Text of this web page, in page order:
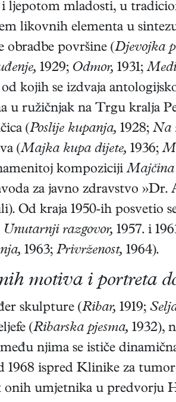
i ljepotom mladosti, u
likovnih elementa u
obradbe površine (Djevojka
1929; Odmor, 1931;
od kojih se izdvaja
u ružičnjak na Trgu kralja
(Poslije kupanja, 1928; Na
(Majka kupa dijete, 1936;
kompoziciji
za javno zdravstvo
Od kraja 1950-ih posvetio
Unutarnji razgovor, 1957. i
1963; Privrženost, 1964).
motiva i portreta
skulpture (Ribar, 1919;
(Ribarska pjesma, 1932),
njima se ističe
1968 ispred Klinike za
umjetnika u predvorju